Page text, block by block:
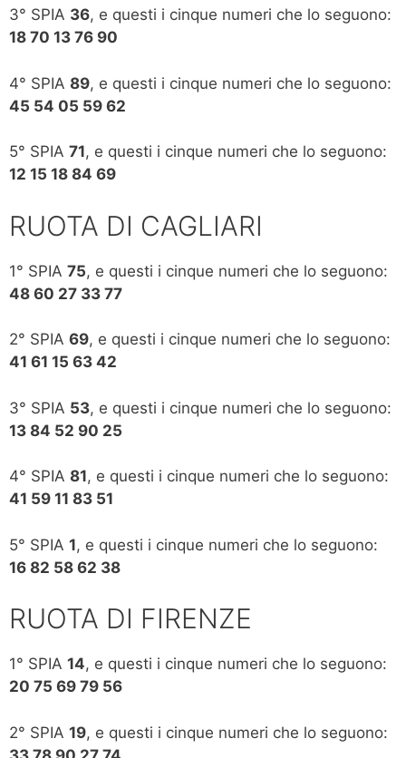
3° SPIA 36, e questi i cinque numeri che lo seguono:
18 70 13 76 90
4° SPIA 89, e questi i cinque numeri che lo seguono:
45 54 05 59 62
5° SPIA 71, e questi i cinque numeri che lo seguono:
12 15 18 84 69
RUOTA DI CAGLIARI
1° SPIA 75, e questi i cinque numeri che lo seguono:
48 60 27 33 77
2° SPIA 69, e questi i cinque numeri che lo seguono:
41 61 15 63 42
3° SPIA 53, e questi i cinque numeri che lo seguono:
13 84 52 90 25
4° SPIA 81, e questi i cinque numeri che lo seguono:
41 59 11 83 51
5° SPIA 1, e questi i cinque numeri che lo seguono:
16 82 58 62 38
RUOTA DI FIRENZE
1° SPIA 14, e questi i cinque numeri che lo seguono:
20 75 69 79 56
2° SPIA 19, e questi i cinque numeri che lo seguono: